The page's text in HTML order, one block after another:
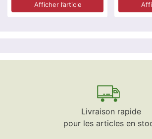
Afficher l’article
Livraison rapide
pour les articles en